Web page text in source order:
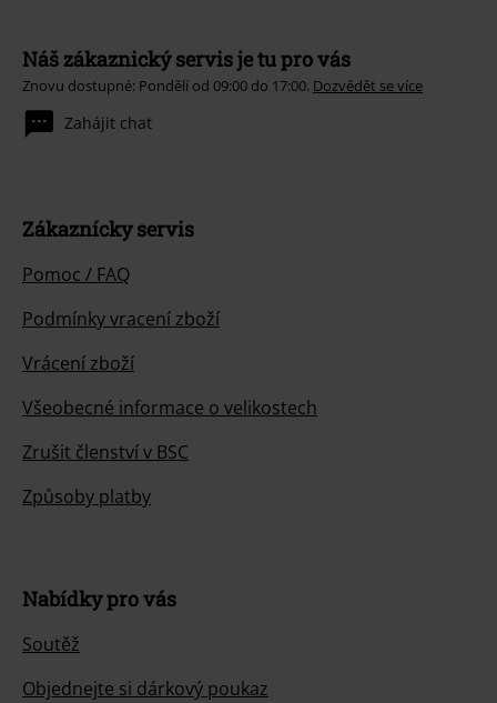
Náš zákaznický servis je tu pro vás
Znovu dostupné: Pondělí od 09:00 do 17:00. Dozvědět se více
Zahájit chat
Zákaznícky servis
Pomoc / FAQ
Podmínky vracení zboží
Vrácení zboží
Všeobecné informace o velikostech
Zrušit členství v BSC
Způsoby platby
Nabídky pro vás
Soutěž
Objednejte si dárkový poukaz